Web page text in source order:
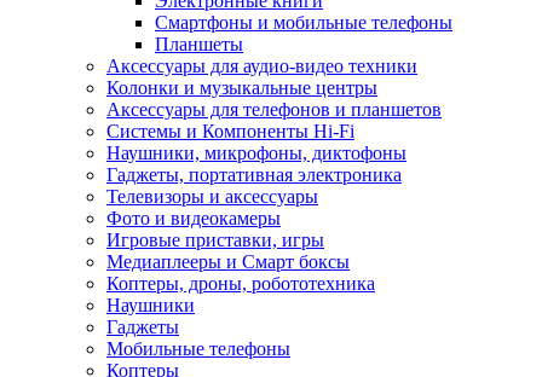
Смартфоны и мобильные телефоны
Планшеты
Аксессуары для аудио-видео техники
Колонки и музыкальные центры
Аксессуары для телефонов и планшетов
Системы и Компоненты Hi-Fi
Наушники, микрофоны, диктофоны
Гаджеты, портативная электроника
Телевизоры и аксессуары
Фото и видеокамеры
Игровые приставки, игры
Медиаплееры и Смарт боксы
Коптеры, дроны, робототехника
Наушники
Гаджеты
Мобильные телефоны
Коптеры